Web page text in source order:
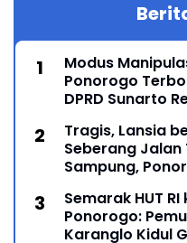
Modus
Ponorogo
DPRD Sunarto
Tragis, Lansia
Seberang
Sampung,
Semarak HUT
Ponorogo:
Karanglo Kidul